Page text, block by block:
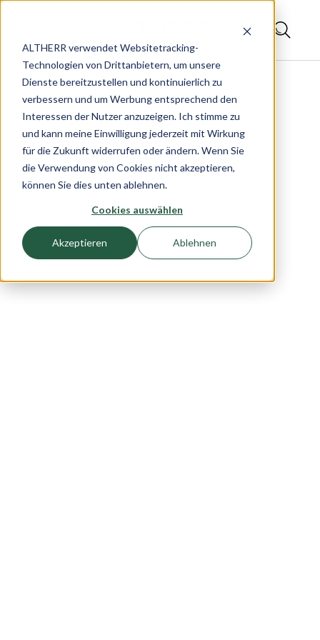
ALTHERR verwendet Websitetracking-
Technologien von Drittanbietern, um unsere
Dienste bereitzustellen und kontinuierlich zu
verbessern und um Werbung entsprechend den
Interessen der Nutzer anzuzeigen. Ich stimme zu
und kann meine Einwilligung jederzeit mit Wirkung
für die Zukunft widerrufen oder ändern. Wenn Sie
die Verwendung von Cookies nicht akzeptieren,
können Sie dies unten ablehnen.
Cookies auswählen
Akzeptieren Ablehnen